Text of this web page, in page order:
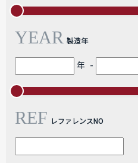
YEAR 製造年
年 -
REF レファレンスNO